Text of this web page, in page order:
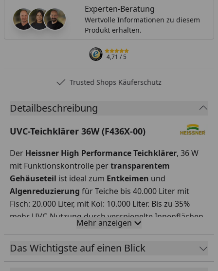
Experten-Beratung
Wertvolle Informationen zu diesem
Produkt erhalten.
4,71/ 5
Trusted Shops Käuferschutz
Detailbeschreibung
UVC-Teichklärer 36W (F436X-00)
Der Heissner High Performance Teichklärer, 36 W
mit Funktionskontrolle pertransparentem
Gehäuseteil ist ideal zum Entkeimen und
Algenreduzierung für Teiche bis 40.000 Liter mit
Fisch: 20.000 Liter, mit Koi: 10.000 Liter. Bis zu 35%
mehr UVC-Nutzung durch verspiegelte Innenflächen,
dadurch sparsamer im Verbrauch bei gleichem
Ergebnis. Rotierende Wasserführung und
AusrichtungperMagnetisierung, inkl.
Mehr anzeigen
Das Wichtigste auf einen Blick